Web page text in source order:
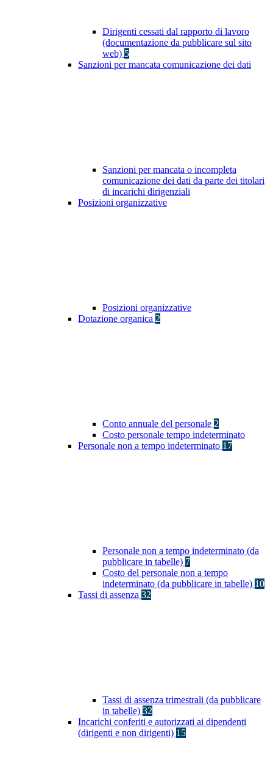
Dirigenti cessati dal rapporto di lavoro
(documentazione da pubblicare sul sito
web) 5
Sanzioni per mancata comunicazione dei dati
Sanzioni per mancata o incompleta
comunicazione dei dati da parte dei titolari
di incarichi dirigenziali
Posizioni organizzative
Posizioni organizzative
Dotazione organica 2
Conto annuale del personale 2
Costo personale tempo indeterminato
Personale non a tempo indeterminato 17
Personale non a tempo indeterminato (da
pubblicare in tabelle) 7
Costo del personale non a tempo
indeterminato (da pubblicare in tabelle) 10
Tassi di assenza 32
Tassi di assenza trimestrali (da pubblicare
in tabelle) 32
Incarichi conferiti e autorizzati ai dipendenti
(dirigenti e non dirigenti) 15